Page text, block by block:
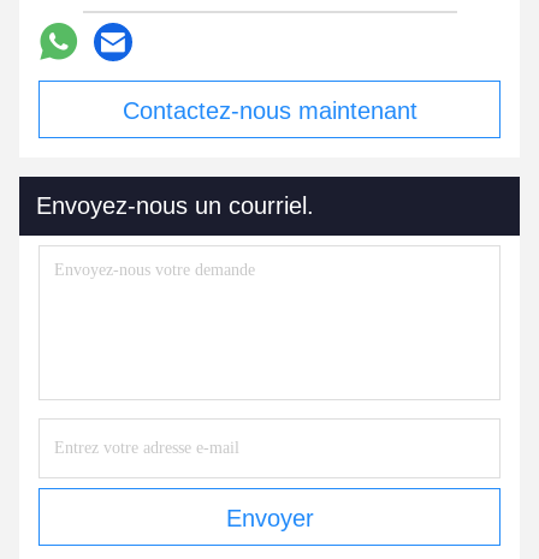
Contactez-nous maintenant
Envoyez-nous un courriel.
Envoyer